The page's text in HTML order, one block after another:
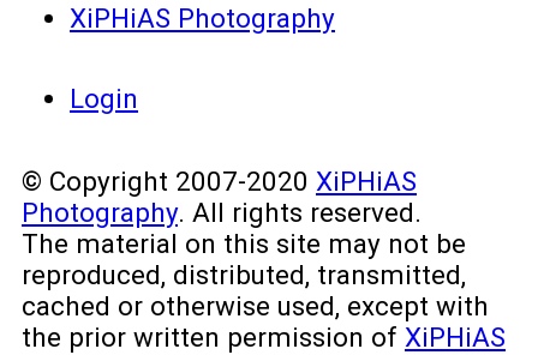
XiPHiAS Photography
Login
© Copyright 2007-2020 XiPHiAS
Photography. All rights reserved.
The material on this site may not be
reproduced, distributed, transmitted,
cached or otherwise used, except with
the prior written permission of XiPHiAS